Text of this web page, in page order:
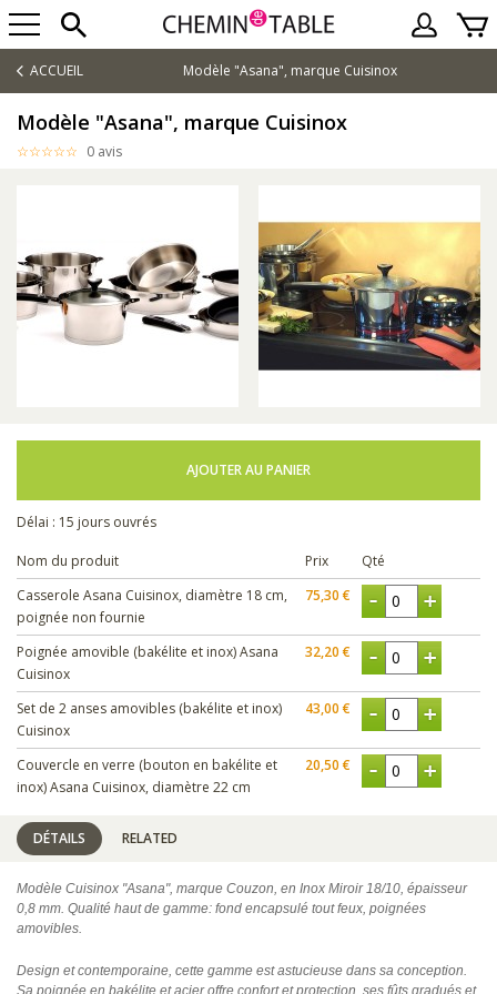
ACCUEIL Modèle "Asana", marque Cuisinox
Modèle "Asana", marque Cuisinox
0 avis
AJOUTER AU PANIER
Délai : 15 jours ouvrés
Nom du produit Prix
Qté
Casserole Asana Cuisinox, diamètre 18 cm,
poignée non fournie
75,30 €
Poignée amovible (bakélite et inox) Asana
Cuisinox
32,20 €
Set de 2 anses amovibles (bakélite et inox)
Cuisinox
43,00 €
Couvercle en verre (bouton en bakélite et
inox) Asana Cuisinox, diamètre 22 cm
20,50 €
DÉTAILS RELATED
Modèle Cuisinox "Asana", marque Couzon, en Inox Miroir 18/10, épaisseur
0,8 mm. Qualité haut de gamme: fond encapsulé tout feux, poignées
amovibles.
Design et contemporaine, cette gamme est astucieuse dans sa conception.
Sa poignée en bakélite et acier offre confort et protection, ses fûts gradués et